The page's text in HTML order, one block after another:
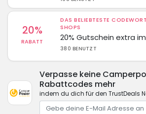
20%
RABATT
DAS BELIEBTESTE
SHOPS
20% Gutschein extra im
380 BENUTZT
Verpasse keine
Rabattcodes mehr
indem du dich für den TrustDeals